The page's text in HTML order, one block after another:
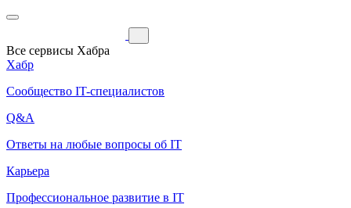
Все сервисы Хабра
Хабр
Сообщество IT-специалистов
Q&A
Ответы на любые вопросы об IT
Карьера
Профессиональное развитие в IT